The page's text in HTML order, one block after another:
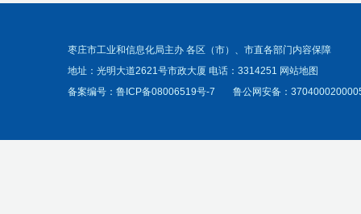
枣庄市工业和信息化局主办 各区（市）、市直各部门内容保障
地址：光明大道2621号市政大厦 电话：3314251 网站地图
备案编号： 鲁ICP备08006519号-7 鲁公网安备：